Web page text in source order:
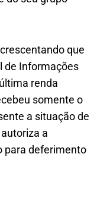
que
de Informações
renda
somente o
a situação de
a
para deferimento